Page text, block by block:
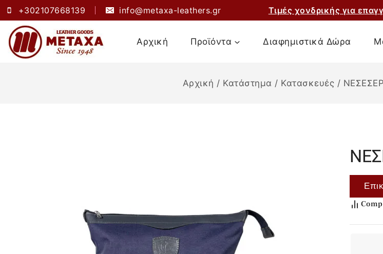
+302107668139 info@metaxa-leathers.gr Τιμές χονδρικής για
Αρχική Προϊόντα Διαφημιστικά Δώρα
Αρχική / Κατάστημα / Κατασκευές /